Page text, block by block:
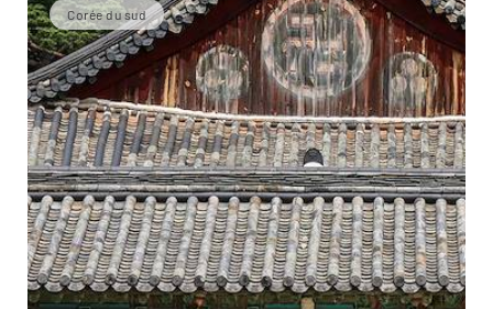
Corée du sud